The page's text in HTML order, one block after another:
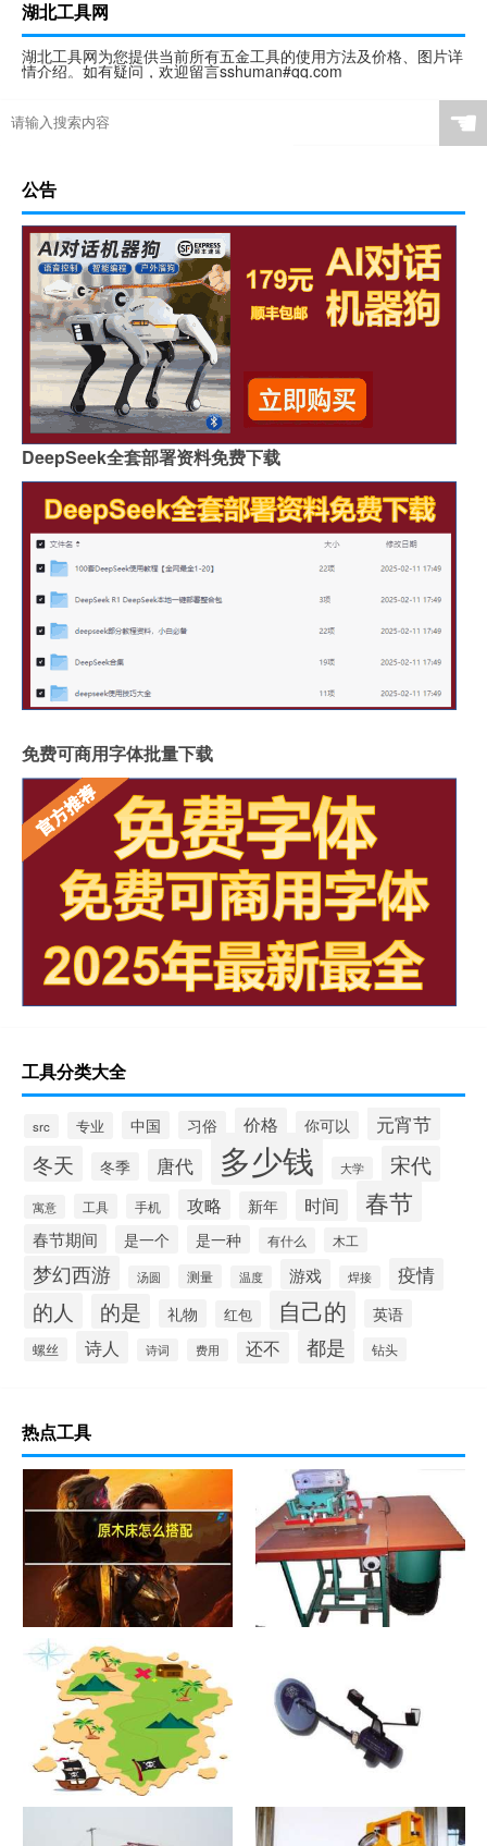
湖北工具网
湖北工具网为您提供当前所有五金工具的使用方法及价格、图片详
情介绍。如有疑问，欢迎留言sshuman#qq.com
☚
公告
DeepSeek全套部署资料免费下载
免费可商用字体批量下载
工具分类大全
src 专业 中国 习俗 价格 你可以 元宵节
冬天 冬季 唐代 多少钱 大学 宋代
寓意 工具 手机 攻略 新年 时间 春节
春节期间 是一个 是一种 有什么 木工
梦幻西游 汤圆 测量 温度 游戏 焊接 疫情
的人 的是 礼物 红包 自己的 英语
螺丝 诗人 诗词 费用 还不 都是 钻头
热点工具
原木床怎么搭配
寻宝？寻宝2021价格和图文详
探测器？探测器2021价格和图
文详情